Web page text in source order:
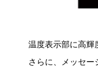
温度表示部に高輝
さらに、メッセー